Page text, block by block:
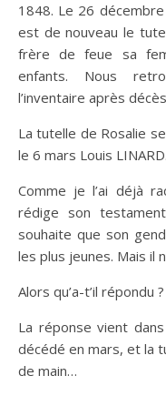
1848. Le 26
est de nouveau le
frère de feue sa
enfants. Nous
l’inventaire après
La tutelle de Rosalie
le 6 mars Louis LINARD.
Comme je l’ai déjà
rédige son
souhaite que son
les plus jeunes. Mais il
Alors qu’a-t’il répondu ?
La réponse vient
décédé en mars, et la
de main…